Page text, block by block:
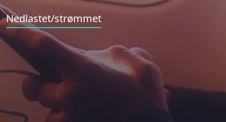
Nedlastet/strømmet